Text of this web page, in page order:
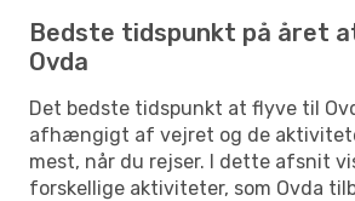
Bedste tidspunkt på året
Ovda
Det bedste tidspunkt at flyve til
afhængigt af vejret og de
mest, når du rejser. I dette afsnit
forskellige aktiviteter, som Ovda